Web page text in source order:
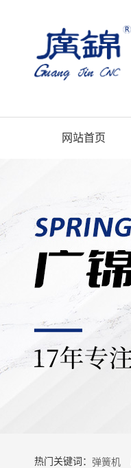
网站首页
热门关键词： 弹簧机